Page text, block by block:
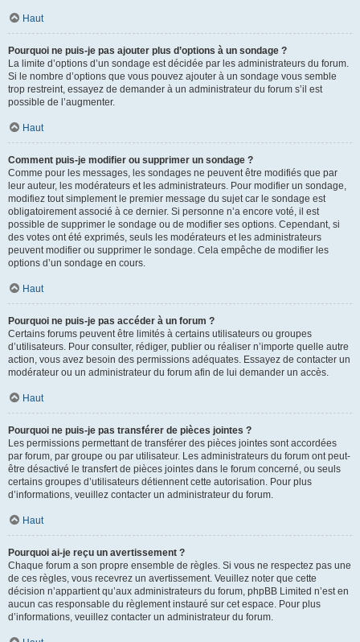
Haut
Pourquoi ne puis-je pas ajouter plus d’options à un sondage ?
La limite d’options d’un sondage est décidée par les administrateurs du forum.
Si le nombre d’options que vous pouvez ajouter à un sondage vous semble
trop restreint, essayez de demander à un administrateur du forum s’il est
possible de l’augmenter.
Haut
Comment puis-je modifier ou supprimer un sondage ?
Comme pour les messages, les sondages ne peuvent être modifiés que par
leur auteur, les modérateurs et les administrateurs. Pour modifier un sondage,
modifiez tout simplement le premier message du sujet car le sondage est
obligatoirement associé à ce dernier. Si personne n’a encore voté, il est
possible de supprimer le sondage ou de modifier ses options. Cependant, si
des votes ont été exprimés, seuls les modérateurs et les administrateurs
peuvent modifier ou supprimer le sondage. Cela empêche de modifier les
options d’un sondage en cours.
Haut
Pourquoi ne puis-je pas accéder à un forum ?
Certains forums peuvent être limités à certains utilisateurs ou groupes
d’utilisateurs. Pour consulter, rédiger, publier ou réaliser n’importe quelle autre
action, vous avez besoin des permissions adéquates. Essayez de contacter un
modérateur ou un administrateur du forum afin de lui demander un accès.
Haut
Pourquoi ne puis-je pas transférer de pièces jointes ?
Les permissions permettant de transférer des pièces jointes sont accordées
par forum, par groupe ou par utilisateur. Les administrateurs du forum ont peut-
être désactivé le transfert de pièces jointes dans le forum concerné, ou seuls
certains groupes d’utilisateurs détiennent cette autorisation. Pour plus
d’informations, veuillez contacter un administrateur du forum.
Haut
Pourquoi ai-je reçu un avertissement ?
Chaque forum a son propre ensemble de règles. Si vous ne respectez pas une
de ces règles, vous recevrez un avertissement. Veuillez noter que cette
décision n’appartient qu’aux administrateurs du forum, phpBB Limited n’est en
aucun cas responsable du règlement instauré sur cet espace. Pour plus
d’informations, veuillez contacter un administrateur du forum.